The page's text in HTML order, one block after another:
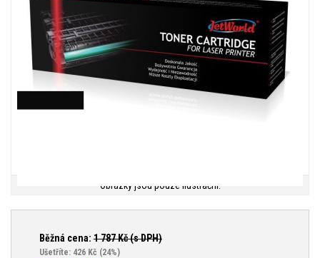
Obrázky jsou pouze ilustrační.
Běžná cena: 1 787Kč (s DPH)
Ušetříte: 426 Kč (24%)